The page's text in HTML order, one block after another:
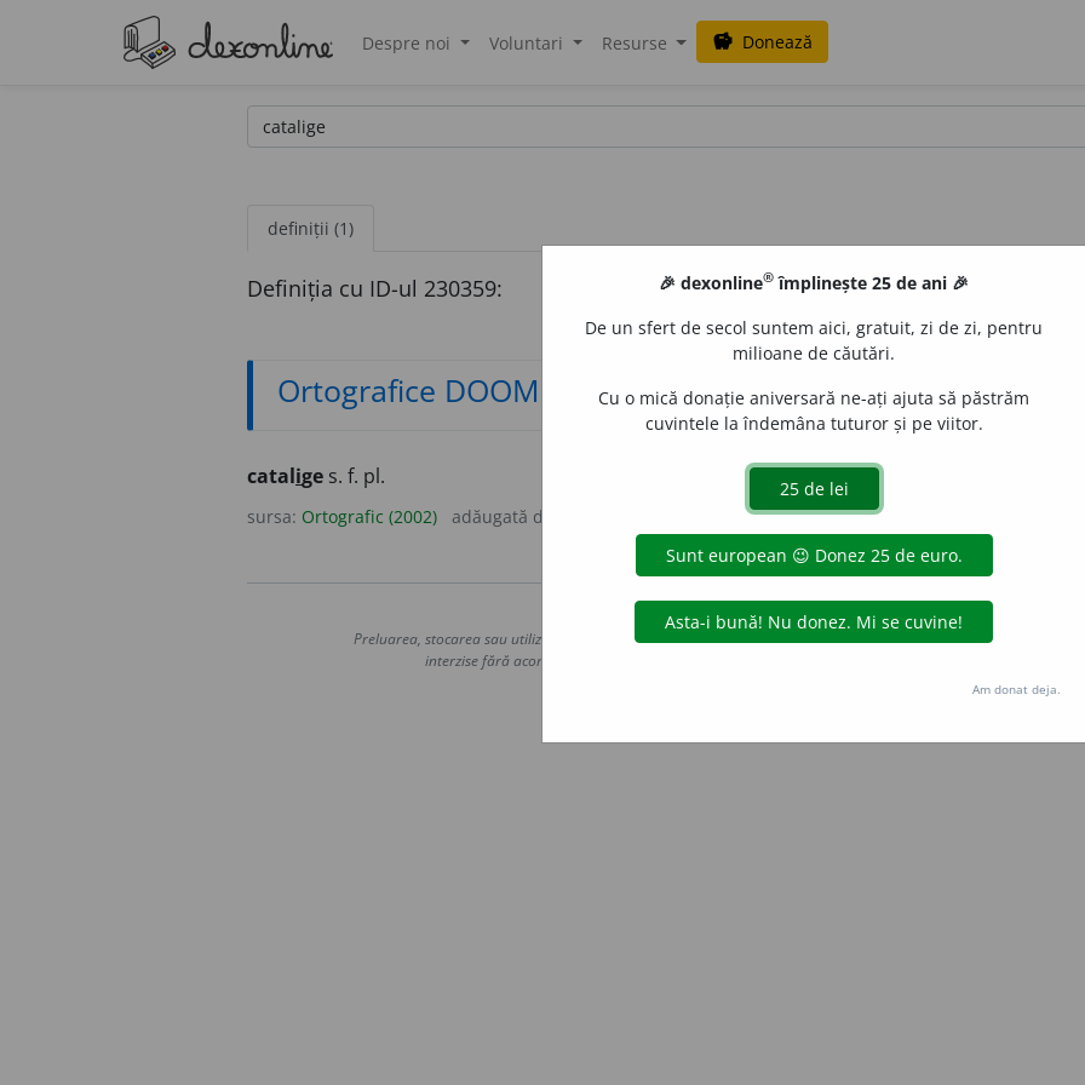
Despre noi Voluntari Resurse savings Donează
definiții (1)
Definiția cu ID-ul 230359:
Ortografice DOOM
catalige s. f. pl.
sursa: Ortografic (2002) adăugată de
Copyright © 2004-2026 dexonline (https://dexonline.ro)
Preluarea, stocarea sau utilizarea datelor de pe acest site, inclusiv prin orice metode de extragere automată
interzise fără acordul nostru prealabil scris, cu excepția seturilor de date oferite oficial spre utilizare
Hosterion
🎉 dexonline® împlinește 25 de ani 🎉
De un sfert de secol suntem aici, gratuit, zi de zi, pentru
milioane de căutări.
Cu o mică donație aniversară ne-ați ajuta să păstrăm
cuvintele la îndemâna tuturor și pe viitor.
Am donat deja.